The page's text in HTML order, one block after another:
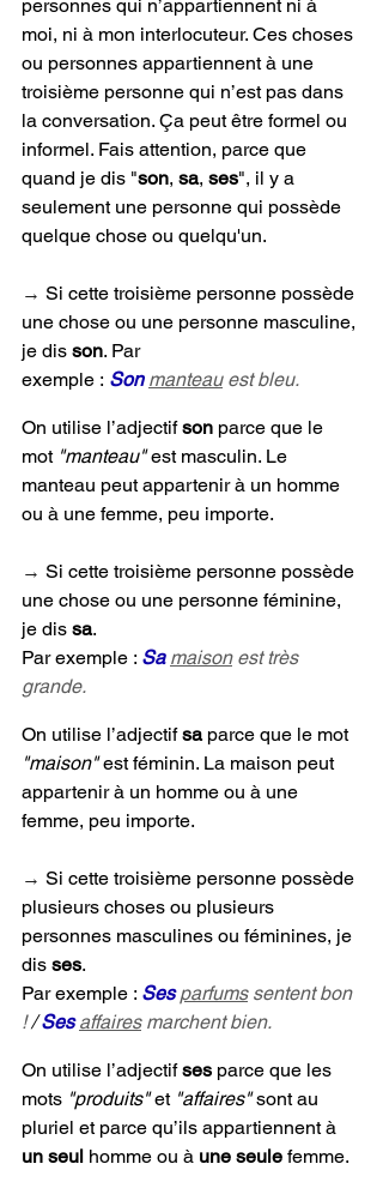
personnes qui n’appartiennent ni à
moi, ni à mon interlocuteur. Ces choses
ou personnes appartiennent à une
troisième personne qui n’est pas dans
la conversation. Ça peut être formel ou
informel. Fais attention, parce que
quand je dis "son, sa, ses", il y a
seulement une personne qui possède
quelque chose ou quelqu'un.
→ Si cette troisième personne possède
une chose ou une personne masculine,
je dis son. Par
exemple : Son manteau est bleu.
On utilise l’adjectif son parce que le
mot "manteau" est masculin. Le
manteau peut appartenir à un homme
ou à une femme, peu importe.
→ Si cette troisième personne possède
une chose ou une personne féminine,
je dis sa.
Par exemple : Sa maison est très
grande.
On utilise l’adjectif sa parce que le mot
"maison" est féminin. La maison peut
appartenir à un homme ou à une
femme, peu importe.
→ Si cette troisième personne possède
plusieurs choses ou plusieurs
personnes masculines ou féminines, je
dis ses.
Par exemple : Ses parfums sentent bon
! / Ses affaires marchent bien.
On utilise l’adjectif ses parce que les
mots "produits" et "affaires" sont au
pluriel et parce qu’ils appartiennent à
un seul homme ou à une seule femme.